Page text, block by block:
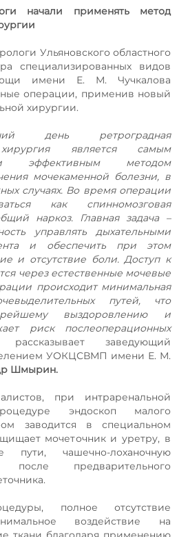
начали применять метод
Ульяновского областного
специализированных видов
имени Е. М. Чучкалова
операции, применив новый
хирургии.
день ретроградная
хирургия является самым
эффективным методом
мочекаменной болезни, в
случаях. Во время операции
как спинномозговая
наркоз. Главная задача –
управлять дыхательными
и обеспечить при этом
и отсутствие боли. Доступ к
через естественные мочевые
происходит минимальная
путей, что
выздоровлению и
риск послеоперационных
заведующий
УОКЦСВМП имени Е. М.
Шмырин.
при интраренальной
эндоскоп малого
заводится в специальном
мочеточник и уретру, в
пути, чашечно-лоханочную
предварительного
полное отсутствие
воздействие на